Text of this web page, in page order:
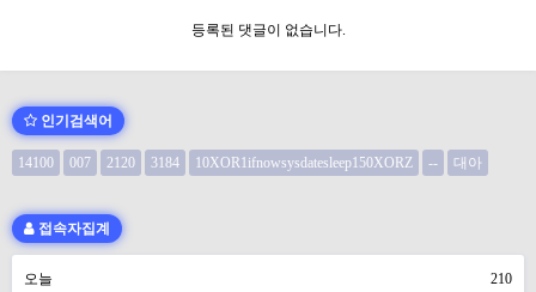
등록된 댓글이 없습니다.
인기검색어
14100 007 2120 3184 10XOR1ifnowsysdatesleep150XORZ -- 대아
접속자집계
오늘 210